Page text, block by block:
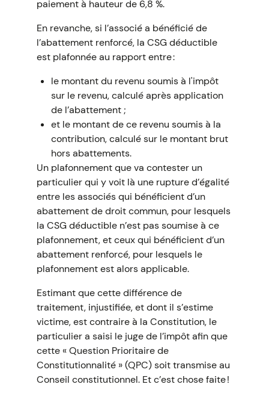
paiement à hauteur de 6,8 %.
En revanche, si l’associé a bénéficié de
l’abattement renforcé, la CSG déductible
est plafonnée au rapport entre :
le montant du revenu soumis à l'impôt
sur le revenu, calculé après application
de l’abattement ;
et le montant de ce revenu soumis à la
contribution, calculé sur le montant brut
hors abattements.
Un plafonnement que va contester un
particulier qui y voit là une rupture d’égalité
entre les associés qui bénéficient d’un
abattement de droit commun, pour lesquels
la CSG déductible n’est pas soumise à ce
plafonnement, et ceux qui bénéficient d’un
abattement renforcé, pour lesquels le
plafonnement est alors applicable.
Estimant que cette différence de
traitement, injustifiée, et dont il s’estime
victime, est contraire à la Constitution, le
particulier a saisi le juge de l’impôt afin que
cette « Question Prioritaire de
Constitutionnalité » (QPC) soit transmise au
Conseil constitutionnel. Et c’est chose faite !